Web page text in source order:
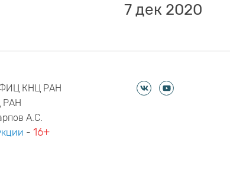
7 дек 2020
ФИЦ КНЦ РАН
РАН
А.С.
-16+